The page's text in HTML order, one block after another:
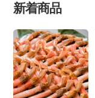
新着商品